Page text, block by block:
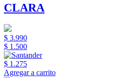
CLARA
$ 3.990
$ 1.500
$ 1.275
Agregar a carrito